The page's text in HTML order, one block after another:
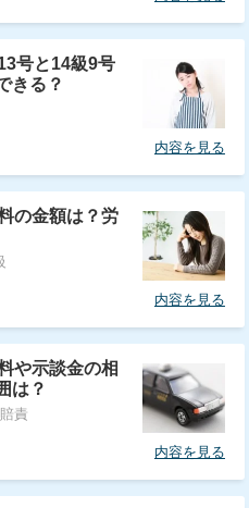
号と14級9号
きる？
内容を見る
の金額は？労
内容を見る
や示談金の相
は？
責
内容を見る